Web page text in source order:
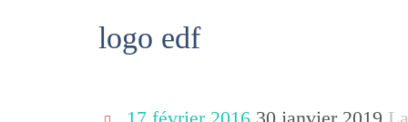
logo edf